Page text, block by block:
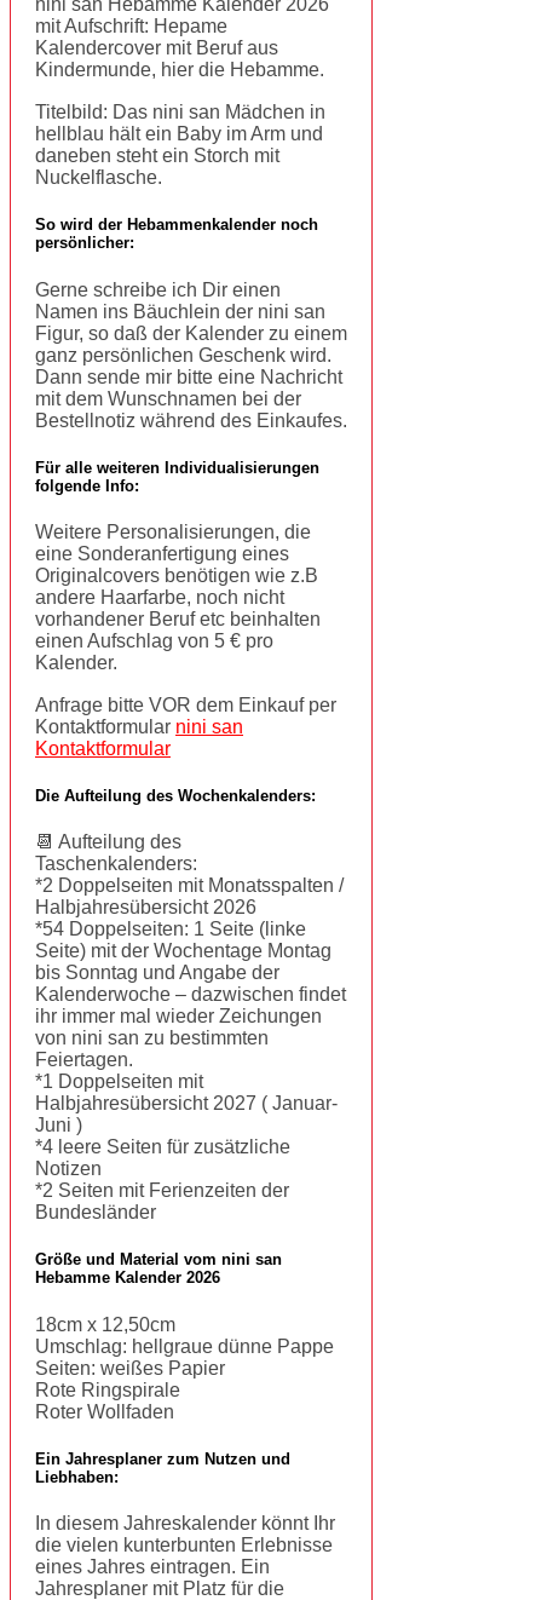
nini san Hebamme Kalender 2026
mit Aufschrift: Hepame
Kalendercover mit Beruf aus
Kindermunde, hier die Hebamme.
Titelbild: Das nini san Mädchen in
hellblau hält ein Baby im Arm und
daneben steht ein Storch mit
Nuckelflasche.
So wird der Hebammenkalender noch
persönlicher:
Gerne schreibe ich Dir einen
Namen ins Bäuchlein der nini san
Figur, so daß der Kalender zu einem
ganz persönlichen Geschenk wird.
Dann sende mir bitte eine Nachricht
mit dem Wunschnamen bei der
Bestellnotiz während des Einkaufes.
Für alle weiteren Individualisierungen
folgende Info:
Weitere Personalisierungen, die
eine Sonderanfertigung eines
Originalcovers benötigen wie z.B
andere Haarfarbe, noch nicht
vorhandener Beruf etc beinhalten
einen Aufschlag von 5 € pro
Kalender.
Anfrage bitte VOR dem Einkauf per
Kontaktformular nini san
Kontaktformular
Die Aufteilung des Wochenkalenders:
📆 Aufteilung des
Taschenkalenders:
*2 Doppelseiten mit Monatsspalten /
Halbjahresübersicht 2026
*54 Doppelseiten: 1 Seite (linke
Seite) mit der Wochentage Montag
bis Sonntag und Angabe der
Kalenderwoche – dazwischen findet
ihr immer mal wieder Zeichungen
von nini san zu bestimmten
Feiertagen.
*1 Doppelseiten mit
Halbjahresübersicht 2027 ( Januar-
Juni )
*4 leere Seiten für zusätzliche
Notizen
*2 Seiten mit Ferienzeiten der
Bundesländer
Größe und Material vom nini san
Hebamme Kalender 2026
18cm x 12,50cm
Umschlag: hellgraue dünne Pappe
Seiten: weißes Papier
Rote Ringspirale
Roter Wollfaden
Ein Jahresplaner zum Nutzen und
Liebhaben:
In diesem Jahreskalender könnt Ihr
die vielen kunterbunten Erlebnisse
eines Jahres eintragen. Ein
Jahresplaner mit Platz für die